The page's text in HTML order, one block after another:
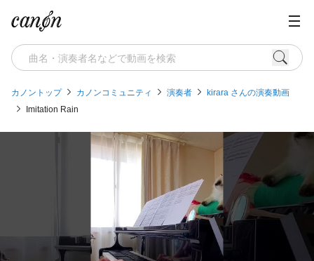
カノントップ カノンコミュニティ 演奏者
kirara さんの演奏動画
Imitation Rain